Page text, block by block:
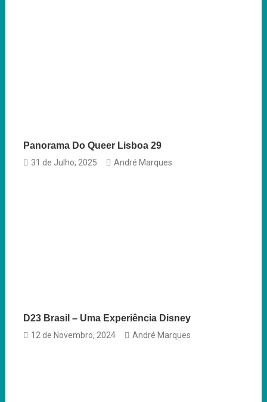
Panorama Do Queer Lisboa 29
31 de Julho, 2025 André Marques
D23 Brasil – Uma Experiência Disney
12 de Novembro, 2024 André Marques